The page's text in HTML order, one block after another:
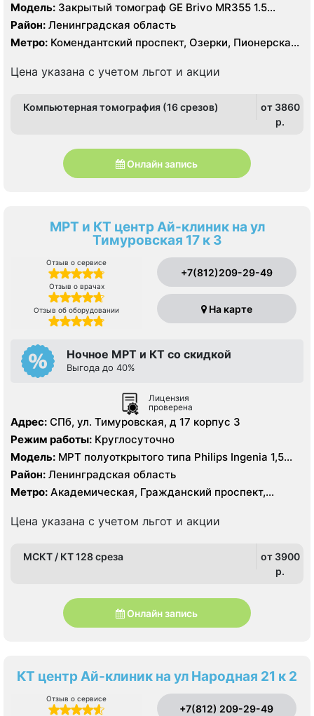
Модель: Закрытый томограф GE Brivo MR355 1.5
Тесла, КТ GЕ Healthcare Brightspeed 16 срезов, УЗИ
экспертного класса
Район: Ленинградская область
Метро: Комендантский проспект, Озерки, Пионерская,
Цена указана с учетом льгот и акции
Компьютерная томография (16 срезов)
от 3860
p.
Онлайн запись
МРТ и КТ центр Ай-клиник на ул
Тимуровская 17 к 3
Отзыв о сервисе
Отзыв о врачах
Отзыв об оборудовании
+7(812)209-29-49
На карте
Ночное МРТ и КТ со скидкой
Выгода до 40%
Лицензия
проверена
Адрес: СПб, ул. Тимуровская, д 17 корпус 3
Режим работы: Круглосуточно
Модель: МРТ полуоткрытого типа Philips Ingenia 1,5
Тесла, КТ Philips Ingenia 128 срезов
Район: Ленинградская область
Метро: Академическая, Гражданский проспект,
Политехническая, Проспект Просвещения
Цена указана с учетом льгот и акции
МСКТ / КТ 128 среза
от 3900
p.
Онлайн запись
КТ центр Ай-клиник на ул Народная 21 к 2
Отзыв о сервисе
+7(812) 209-29-49